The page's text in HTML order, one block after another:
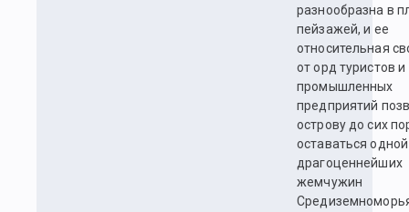
разнообразна в
пейзажей, и ее
относительная
от орд туристов и
промышленных
предприятий
острову до сих
оставаться
драгоценнейших
жемчужин